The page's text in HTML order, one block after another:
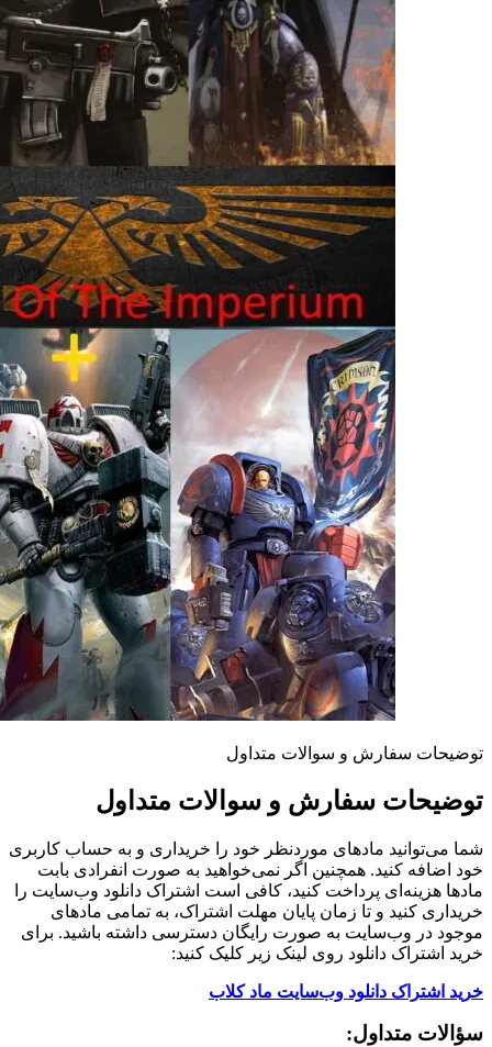
توضیحات سفارش و سوالات متداول
توضیحات سفارش و سوالات متداول
شما می‌توانید مادهای موردنظر خود را خریداری و به حساب کاربری
خود اضافه کنید. همچنین اگر نمی‌خواهید به صورت انفرادی بابت
مادها هزینه‌ای پرداخت کنید، کافی است اشتراک دانلود وب‌سایت را
خریداری کنید و تا زمان پایان مهلت اشتراک، به تمامی مادهای
موجود در وب‌سایت به صورت رایگان دسترسی داشته باشید. برای
خرید اشتراک دانلود روی لینک زیر کلیک کنید:
خرید اشتراک دانلود وب‌سایت ماد کلاب
سؤالات متداول: